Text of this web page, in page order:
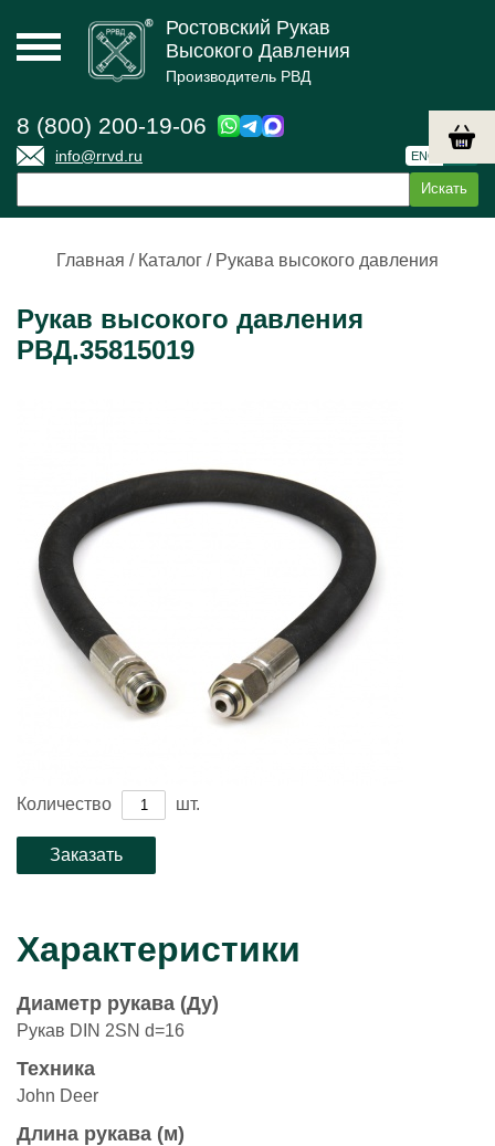
Ростовский Рукав
Высокого Давления
Производитель РВД
8 (800) 200-19-06
info@rrvd.ru ENG
Главная / Каталог / Рукава высокого давления
Рукав высокого давления
РВД.35815019
Количество шт.
Характеристики
Диаметр рукава (Ду)
Рукав DIN 2SN d=16
Техника
John Deer
Длина рукава (м)